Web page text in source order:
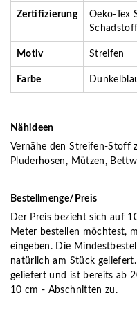
Zertifizierung
Oeko-Tex
Motiv Streifen
Farbe
Nähideen
Vernähe den Streifen-Stoff
Pluderhosen, Mützen,
Bestellmenge/Preis
Der Preis bezieht sich auf
Meter bestellen möchtest,
eingeben. Die
natürlich am Stück
geliefert und ist bereits ab
10 cm - Abschnitten zu.